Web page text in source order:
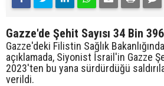
Gazze'de Şehit Sayısı 34 Bin
Gazze'deki Filistin Sağlık
açıklamada, Siyonist İsrail'in Gazze
2023'ten bu yana sürdürdüğü
verildi.